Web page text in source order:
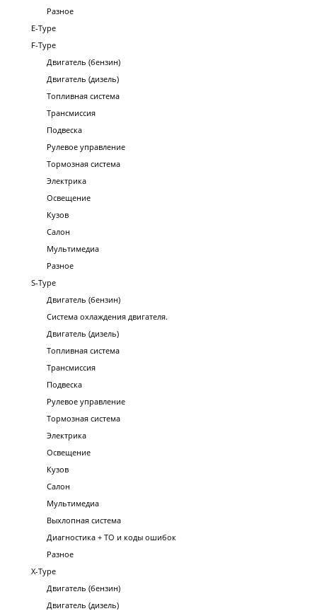
Разное
E-Type
F-Type
Двигатель (бензин)
Двигатель (дизель)
Топливная система
Трансмиссия
Подвеска
Рулевое управление
Тормозная система
Электрика
Освещение
Кузов
Салон
Мультимедиа
Разное
S-Type
Двигатель (бензин)
Система охлаждения двигателя.
Двигатель (дизель)
Топливная система
Трансмиссия
Подвеска
Рулевое управление
Тормозная система
Электрика
Освещение
Кузов
Салон
Мультимедиа
Выхлопная система
Диагностика + ТО и коды ошибок
Разное
X-Type
Двигатель (бензин)
Двигатель (дизель)